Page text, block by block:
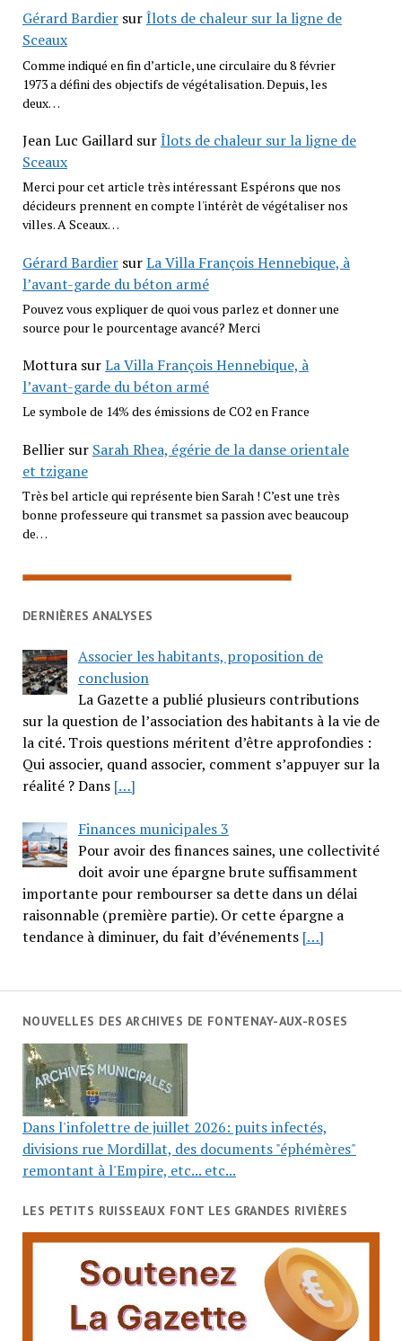
Gérard BardiersurÎlots de chaleur sur la ligne de
Sceaux
Comme indiqué en fin d’article, une circulaire du 8 février
1973 a défini des objectifs de végétalisation. Depuis, les
deux…
Jean Luc GaillardsurÎlots de chaleur sur la ligne de
Sceaux
Merci pour cet article très intéressant Espérons que nos
décideurs prennent en compte l'intérêt de végétaliser nos
villes. A Sceaux…
Gérard BardiersurLa Villa François Hennebique, à
l’avant-garde du béton armé
Pouvez vous expliquer de quoi vous parlez et donner une
source pour le pourcentage avancé? Merci
MotturasurLa Villa François Hennebique, à
l’avant-garde du béton armé
Le symbole de 14% des émissions de CO2 en France
Belliersur Sarah Rhea, égérie de la danse orientale
et tzigane
Très bel article qui représente bien Sarah ! C’est une très
bonne professeure qui transmet sa passion avec beaucoup
de…
DERNIÈRES ANALYSES
Associer les habitants, proposition de
conclusion
La Gazette a publié plusieurs contributions
sur la question de l’association des habitants à la vie de
la cité. Trois questions méritent d’être approfondies :
Qui associer, quand associer, comment s’appuyer sur la
réalité ? Dans […]
Finances municipales 3
Pour avoir des finances saines, une collectivité
doit avoir une épargne brute suffisamment
importante pour rembourser sa dette dans un délai
raisonnable (première partie). Or cette épargne a
tendance à diminuer, du fait d’événements […]
NOUVELLES DES ARCHIVES DE FONTENAY-AUX-ROSES
Dans l'infolettre de juillet 2026: puits infectés,
divisions rue Mordillat, des documents "éphémères"
remontant à l'Empire, etc... etc...
LES PETITS RUISSEAUX FONT LES GRANDES RIVIÈRES